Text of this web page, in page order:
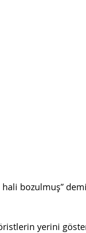
hali bozulmuş”
yerini